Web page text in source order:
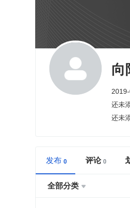
向
还未
还未
发布 评论
全部分类 